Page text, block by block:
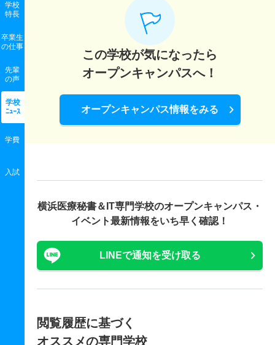
学校
特長
卒業生
の仕事
先輩
の声
学校
ﾆｭｰｽ
学費
入試
この学校が気になったら
オープンキャンパスへ！
オープンキャンパス情報をみる
横浜医療秘書＆IT専門学校のオープンキャンパス・
イベント最新情報をいち早く確認！
LINEで通知を受け取る
閲覧履歴に基づく
オススメの専門学校